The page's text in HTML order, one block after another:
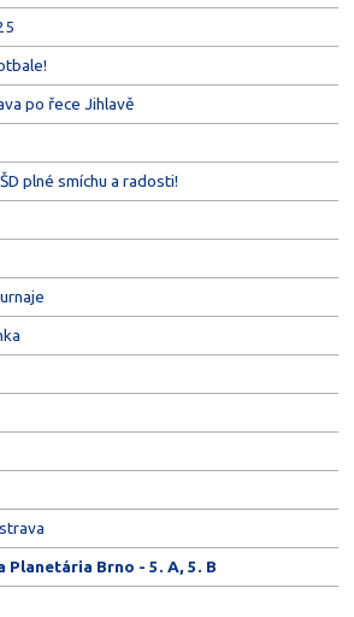
po řece Jihlavě
plné smíchu a radosti!
Planetária Brno - 5. A, 5. B